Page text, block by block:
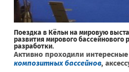
Поездка в Кёльн на мировую
развития мирового
разработки.
Активно проходили
композитных бассейнов,